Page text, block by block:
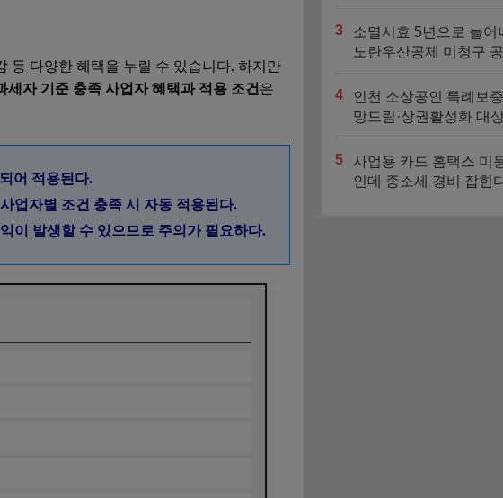
등 다양한 혜택을 누릴 수 있습니다. 하지만
세자 기준 충족 사업자 혜택과 적용 조건은
어 적용된다.
업자별 조건 충족 시 자동 적용된다.
이 발생할 수 있으므로 주의가 필요하다.
3
소멸시효 5년으로 늘어
노란우산공제 미청구
4
인천 소상공인 특례보
망드림·상권활성화 대
5
사업용 카드 홈택스 미
인데 종소세 경비 잡힌